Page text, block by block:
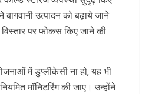
उत्पादन को बढ़ाये जाने
पर फोकस किए जाने की
में डुप्लीकेसी ना हो, यह भी
मॉनिटरिंग की जाए। उन्होंने